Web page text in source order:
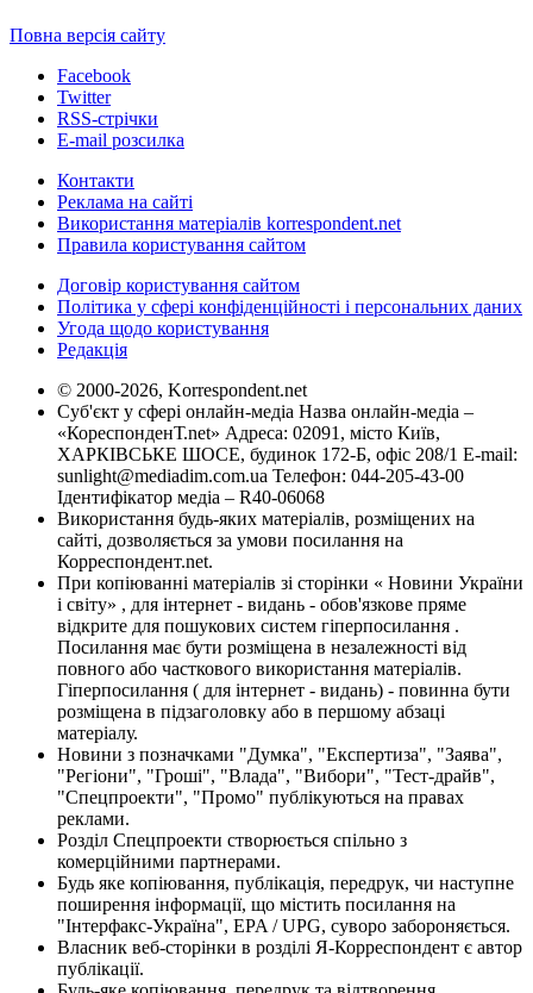
Повна версія сайту
Facebook
Twitter
RSS-стрічки
E-mail розсилка
Контакти
Реклама на сайті
Використання матеріалів korrespondent.net
Правила користування сайтом
Договір користування сайтом
Політика у сфері конфіденційності і персональних даних
Угода щодо користування
Редакція
© 2000-2026, Korrespondent.net
Суб'єкт у сфері онлайн-медіа Назва онлайн-медіа –
«КореспонденТ.net» Адреса: 02091, місто Київ,
ХАРКІВСЬКЕ ШОСЕ, будинок 172-Б, офіс 208/1 E-mail:
sunlight@mediadim.com.ua Телефон: 044-205-43-00
Ідентифікатор медіа – R40-06068
Використання будь-яких матеріалів, розміщених на
сайті, дозволяється за умови посилання на
Корреспондент.net.
При копіюванні матеріалів зі сторінки « Новини України
і світу» , для інтернет - видань - обов'язкове пряме
відкрите для пошукових систем гіперпосилання .
Посилання має бути розміщена в незалежності від
повного або часткового використання матеріалів.
Гіперпосилання ( для інтернет - видань) - повинна бути
розміщена в підзаголовку або в першому абзаці
матеріалу.
Новини з позначками "Думка", "Експертиза", "Заява",
"Регіони", "Гроші", "Влада", "Вибори", "Тест-драйв",
"Спецпроекти", "Промо" публікуються на правах
реклами.
Розділ Спецпроекти створюється спільно з
комерційними партнерами.
Будь яке копіювання, публікація, передрук, чи наступне
поширення інформації, що містить посилання на
"Інтерфакс-Україна", EPA / UPG, суворо забороняється.
Власник веб-сторінки в розділі Я-Корреспондент є автор
публікації.